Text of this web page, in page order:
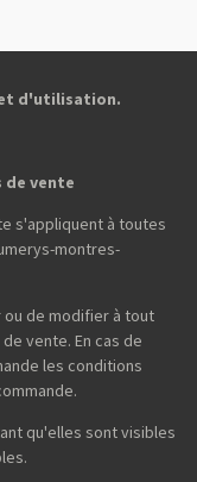
e
e
e
et d'utilisation.
vente
s'appliquent à toutes
montres-
de modifier à tout
vente. En cas de
les conditions
qu'elles sont visibles